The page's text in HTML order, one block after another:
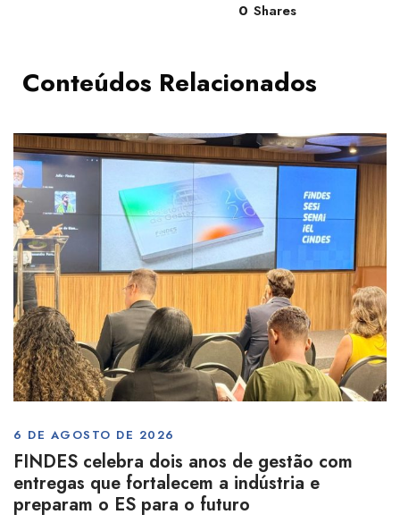
0 Shares
Conteúdos Relacionados
6 DE AGOSTO DE 2026
FINDES celebra dois anos de gestão com
entregas que fortalecem a indústria e
preparam o ES para o futuro